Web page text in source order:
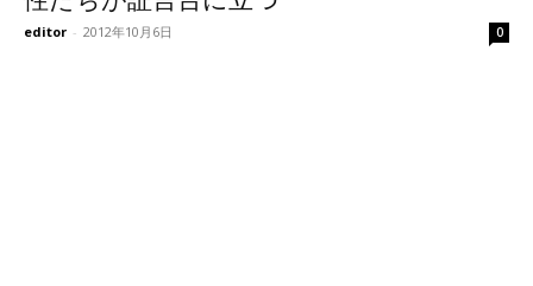
editor - 2012年10月6日 0